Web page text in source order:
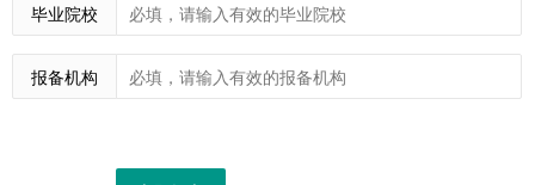
毕业院校
报备机构